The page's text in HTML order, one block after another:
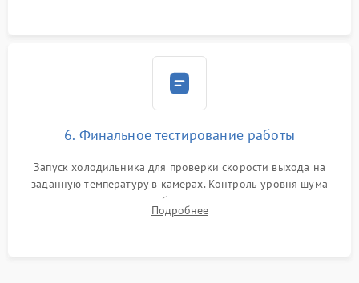
6. Финальное тестирование работы
Запуск холодильника для проверки скорости выхода на
заданную температуру в камерах. Контроль уровня шума
компрессора, отсутствия обмерзания стенок и корректного
срабатывания системы автоматической оттайки.
Подробнее